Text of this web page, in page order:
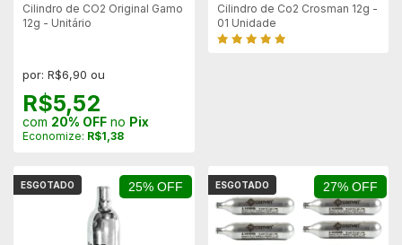
Cilindro de CO2 Original Gamo
12g - Unitário
por: R$6,90 ou
R$5,52
com 20% OFF no Pix
Economize: R$1,38
Cilindro de Co2 Crosman 12g -
01 Unidade
25% OFF
ESGOTADO 27% OFF
ESGOTADO